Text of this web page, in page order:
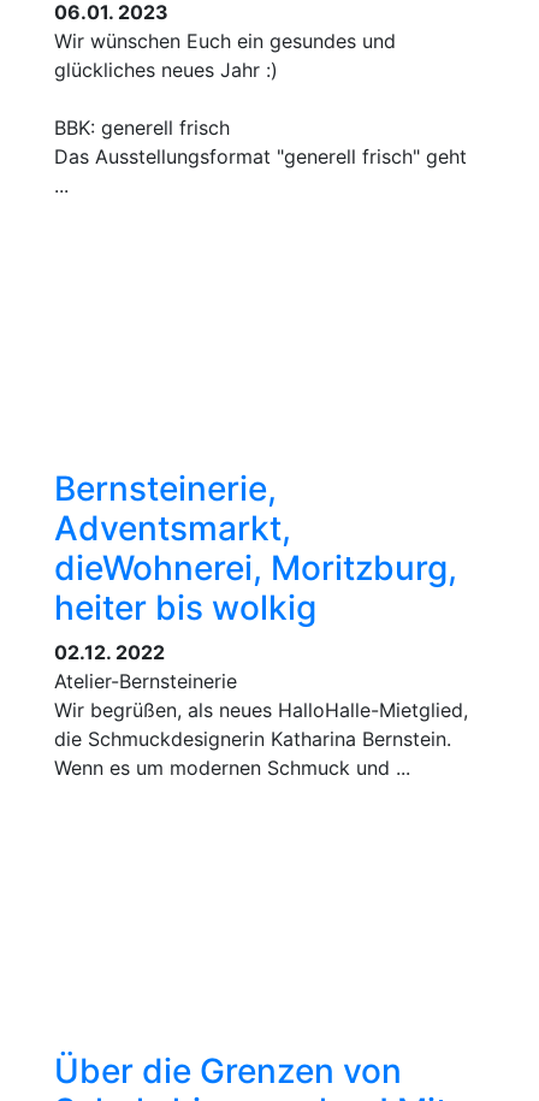
06.01. 2023
Wir wünschen Euch ein gesundes und
glückliches neues Jahr :)
BBK: generell frisch
Das Ausstellungsformat "generell frisch" geht
...
Bernsteinerie,
Adventsmarkt,
dieWohnerei, Moritzburg,
heiter bis wolkig
02.12. 2022
Atelier-Bernsteinerie
Wir begrüßen, als neues HalloHalle-Mietglied,
die Schmuckdesignerin Katharina Bernstein.
Wenn es um modernen Schmuck und ...
Über die Grenzen von